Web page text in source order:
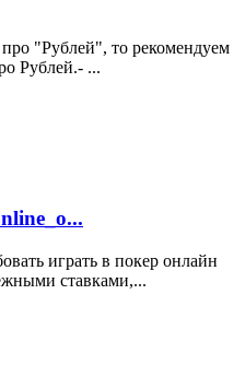
"Рублей", то рекомендуем
Рублей.- ...
играть в покер онлайн
ставками,...